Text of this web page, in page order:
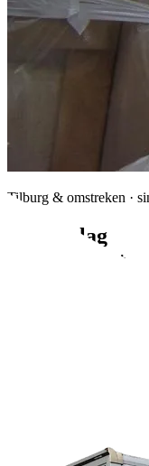
Tilburg & omstreken ·
Van opslag
tot eindklant
Meer dan 30 jaar de